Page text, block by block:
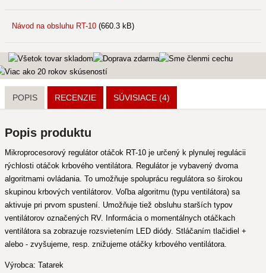
Návod na obsluhu RT-10 (660.3 kB)
POPIS RECENZIE SÚVISIACE (4)
Popis produktu
Mikroprocesorový regulátor otáčok RT-10 je určený k plynulej regulácii
rýchlosti otáčok krbového ventilátora. Regulátor je vybavený dvoma
algoritmami ovládania. To umožňuje spoluprácu regulátora so širokou
skupinou krbových ventilátorov. Voľba algoritmu (typu ventilátora) sa
aktivuje pri prvom spustení. Umožňuje tiež obsluhu starších typov
ventilátorov označených RV. Informácia o momentálnych otáčkach
ventilátora sa zobrazuje rozsvietením LED diódy. Stláčaním tlačidiel +
alebo - zvyšujeme, resp. znižujeme otáčky krbového ventilátora.
Výrobca: Tatarek